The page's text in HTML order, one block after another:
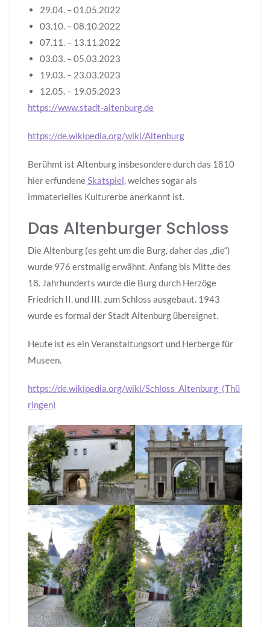
29.04. – 01.05.2022
03.10. – 08.10.2022
07.11. – 13.11.2022
03.03. – 05.03.2023
19.03. – 23.03.2023
12.05. – 19.05.2023
https://www.stadt-altenburg.de
https://de.wikipedia.org/wiki/Altenburg
Berühmt ist Altenburg insbesondere durch das 1810
hier erfundene Skatspiel , welches sogar als
immaterielles Kulturerbe anerkannt ist.
Das Altenburger Schloss
Die Altenburg (es geht um die Burg, daher das „die“)
wurde 976 erstmalig erwähnt. Anfang bis Mitte des
18. Jahrhunderts wurde die Burg durch Herzöge
Friedrich II. und III. zum Schloss ausgebaut. 1943
wurde es formal der Stadt Altenburg übereignet.
Heute ist es ein Veranstaltungsort und Herberge für
Museen.
https://de.wikipedia.org/wiki/Schloss_Altenburg_(Thü
ringen)